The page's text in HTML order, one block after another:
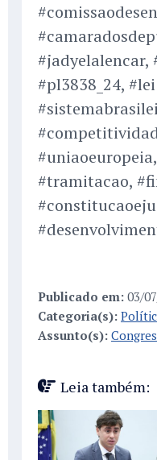
#jadyelalencar,
#pl3838_24,
#tramitacao,
Publicado em: 03/
Categoria(s):
Assunto(s):
Leia também: